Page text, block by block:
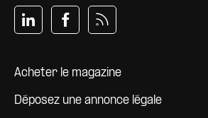
Pied de page
Acheter le magazine
Déposez une annonce légale